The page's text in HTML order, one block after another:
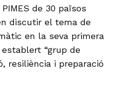
de 30 països
discutir el tema de
en la seva primera
“grup de
resiliència i preparació